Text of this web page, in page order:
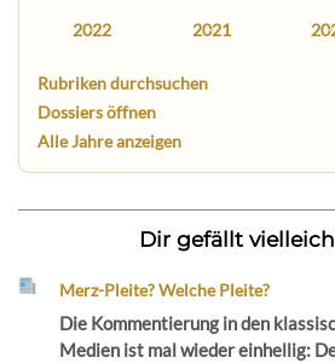
2022 2021
Rubriken durchsuchen
Dossiers öffnen
Alle Jahre anzeigen
Dir gefällt
Merz-Pleite? Welche Pleite?
Die Kommentierung in den
Medien ist mal wieder einhellig: